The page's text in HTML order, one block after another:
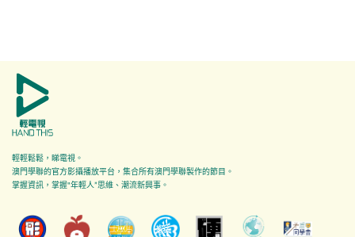
輕輕鬆鬆，睇電視。
澳門學聯的官方影攝播放平台，集合所有澳門學聯製作的節目。
掌握資訊，掌握"年輕人”思維、潮流新興事。